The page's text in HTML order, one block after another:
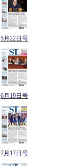
5月22日号
6月19日号
7月17日号